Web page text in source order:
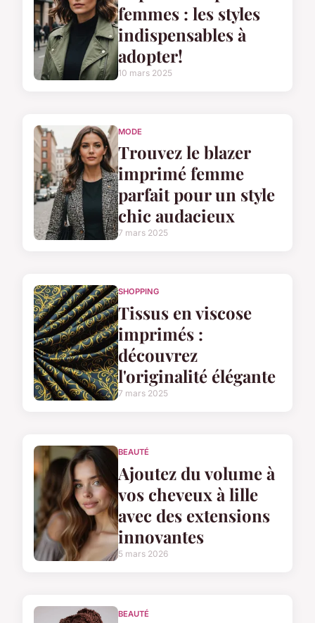
femmes : les styles
indispensables à
adopter!
10 mars 2025
MODE
Trouvez le blazer
imprimé femme
parfait pour un style
chic audacieux
7 mars 2025
SHOPPING
Tissus en viscose
imprimés :
découvrez
l'originalité élégante
7 mars 2025
BEAUTÉ
Ajoutez du volume à
vos cheveux à lille
avec des extensions
innovantes
5 mars 2026
BEAUTÉ